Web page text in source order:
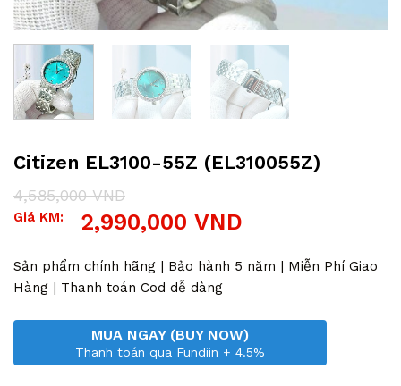
Citizen EL3100-55Z (EL310055Z)
4,585,000VND
Giá
4,585,000 VND.
2,990,000 VND
Giá
là:
2,990,000 VND.
Giá KM:
Sản phẩm chính hãng | Bảo hành 5 năm | Miễn Phí Giao
Hàng | Thanh toán Cod dễ dàng
MUA NGAY (BUY NOW)
Thanh toán qua Fundiin + 4.5%